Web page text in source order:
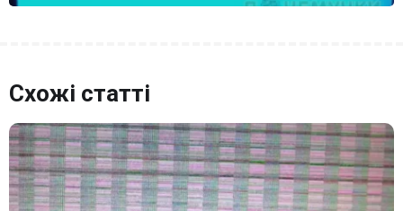
Схожі статті